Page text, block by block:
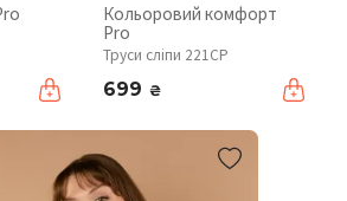
Кольоровий комфорт
Pro
Труси сліпи 221CP
699 ₴